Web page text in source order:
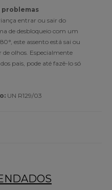
problemas
entrar ou sair do
de desbloqueio com um
este assento está sai ou
olhos. Especialmente
pais, pode até fazê-lo só
UN R129/03